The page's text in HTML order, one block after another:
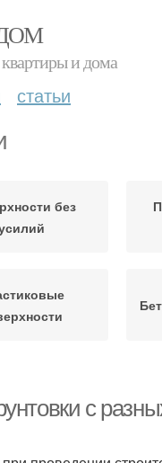
и дома
статьи
без
с